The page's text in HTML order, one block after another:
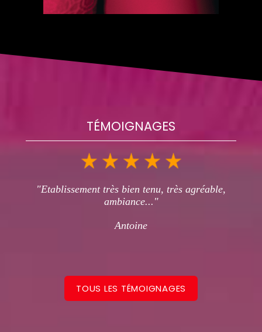
TÉMOIGNAGES
"Etablissement très bien tenu, très agréable,
ambiance..."
Antoine
TOUS LES TÉMOIGNAGES